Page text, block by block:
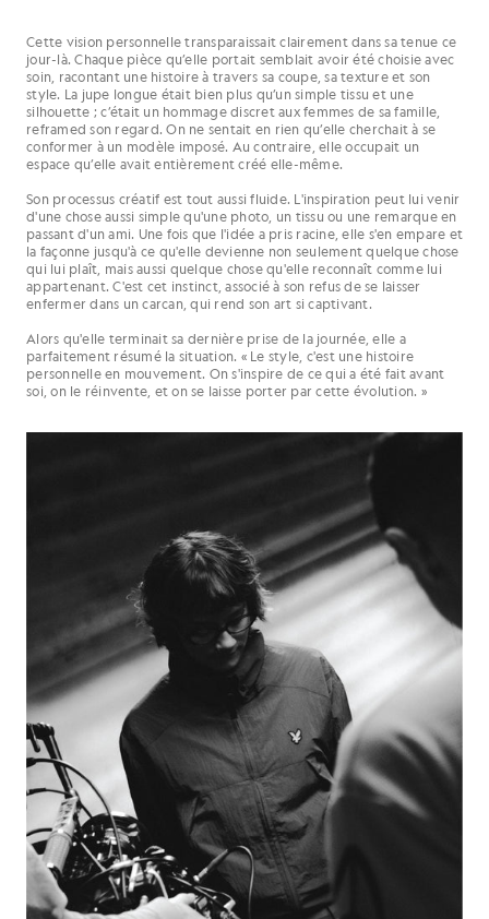
Cette vision personnelle transparaissait clairement dans sa tenue ce
jour-là. Chaque pièce qu’elle portait semblait avoir été choisie avec
soin, racontant une histoire à travers sa coupe, sa texture et son
style. La jupe longue était bien plus qu’un simple tissu et une
silhouette ; c’était un hommage discret aux femmes de sa famille,
reframed son regard. On ne sentait en rien qu’elle cherchait à se
conformer à un modèle imposé. Au contraire, elle occupait un
espace qu’elle avait entièrement créé elle-même.
Son processus créatif est tout aussi fluide. L'inspiration peut lui venir
d'une chose aussi simple qu'une photo, un tissu ou une remarque en
passant d'un ami. Une fois que l'idée a pris racine, elle s'en empare et
la façonne jusqu'à ce qu'elle devienne non seulement quelque chose
qui lui plaît, mais aussi quelque chose qu'elle reconnaît comme lui
appartenant. C'est cet instinct, associé à son refus de se laisser
enfermer dans un carcan, qui rend son art si captivant.
Alors qu'elle terminait sa dernière prise de la journée, elle a
parfaitement résumé la situation. « Le style, c'est une histoire
personnelle en mouvement. On s'inspire de ce qui a été fait avant
soi, on le réinvente, et on se laisse porter par cette évolution. »